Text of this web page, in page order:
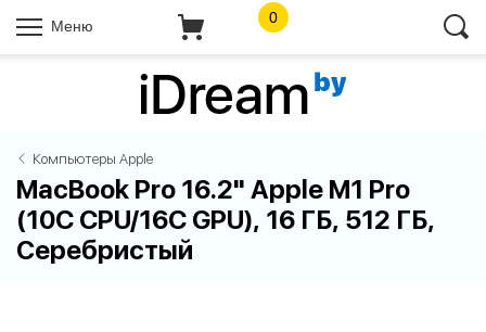
Меню 0
Компьютеры Apple
MacBook Pro 16.2" Apple M1 Pro
(10C CPU/16C GPU), 16 ГБ, 512 ГБ,
Серебристый